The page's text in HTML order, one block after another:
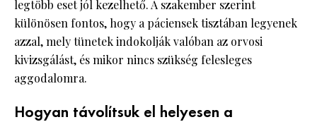
legtöbb eset jól kezelhető. A szakember szerint
különösen fontos, hogy a páciensek tisztában legyenek
azzal, mely tünetek indokolják valóban az orvosi
kivizsgálást, és mikor nincs szükség felesleges
aggodalomra.
Hogyan távolítsuk el helyesen a